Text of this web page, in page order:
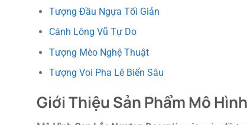
Tượng Đầu Ngựa Tối Giản
Cánh Lông Vũ Tự Do
Tượng Mèo Nghệ Thuật
Tượng Voi Pha Lê Biển Sâu
Giới Thiệu Sản Phẩm Mô